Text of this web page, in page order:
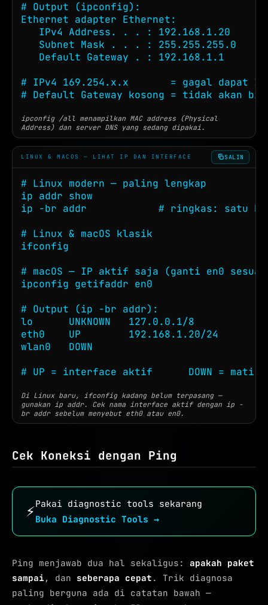
# Output (ipconfig):
Ethernet adapter Ethernet:
   IPv4 Address. . . : 192.168.1.20
   Subnet Mask . . . : 255.255.255.0
   Default Gateway . : 192.168.1.1
# IPv4 169.254.x.x       = gagal dapat IP
# Default Gateway kosong = tidak akan
ipconfig /all menampilkan MAC address (Physical
Address) dan server DNS yang sedang dipakai.
LINUX & MACOS — LIHAT IP DAN INTERFACE SALIN
# Linux modern — paling lengkap
ip addr show
ip -br addr            # ringkas: satu
# Linux & macOS klasik
ifconfig
# macOS — IP aktif saja (ganti en0
ipconfig getifaddr en0
# Output (ip -br addr):
lo      UNKNOWN   127.0.0.1/8
eth0    UP        192.168.1.20/24
wlan0   DOWN
# UP = interface aktif      DOWN = mati /
Di Linux baru, ifconfig kadang belum terpasang —
gunakan ip addr. Cek nama interface aktif dengan ip -
br addr sebelum menyebut eth0 atau en0.
Cek Koneksi dengan Ping
⚡Pakai diagnostic tools sekarang
Buka Diagnostic Tools →
Ping menjawab dua hal sekaligus: apakah paket
sampai , dan seberapa cepat . Trik diagnosa
paling berguna ada di catatan bawah —